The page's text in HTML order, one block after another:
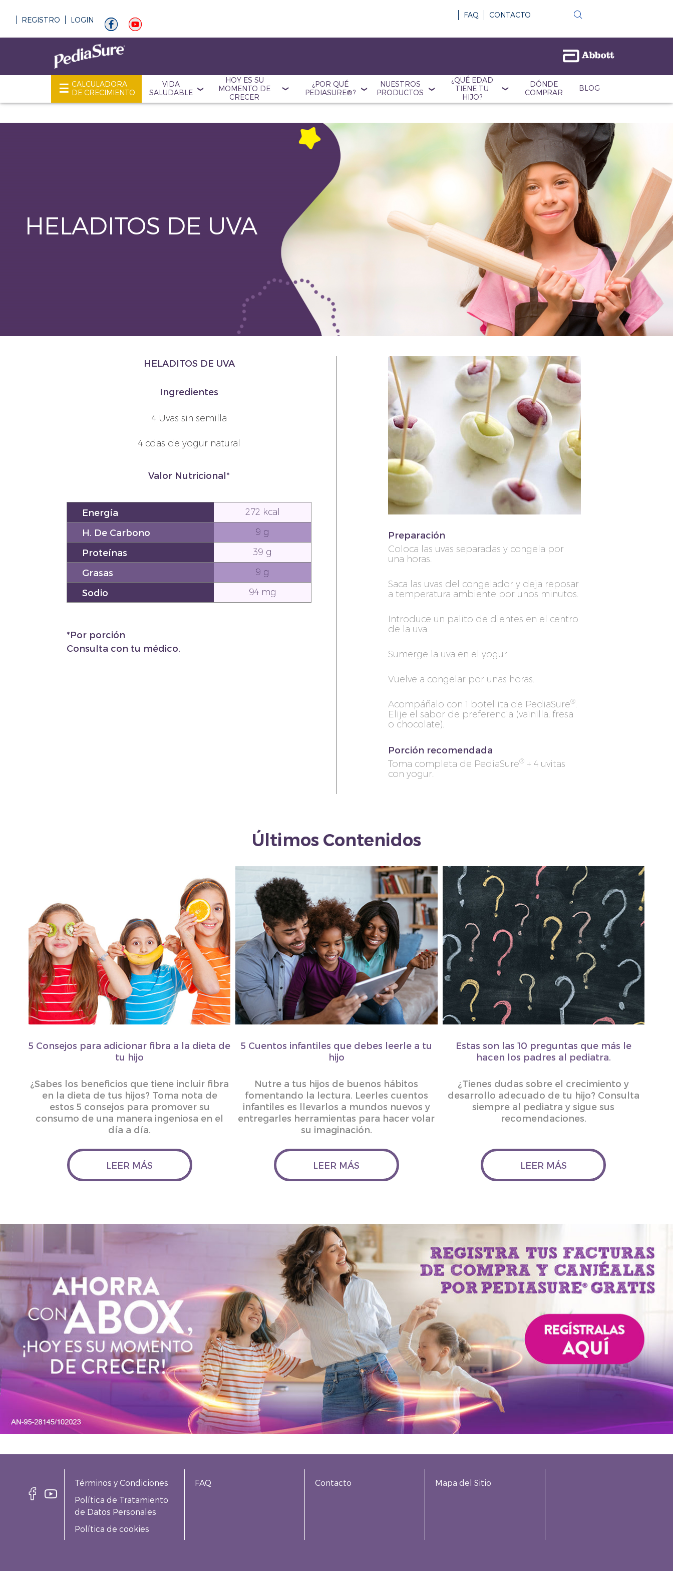
REGISTRO LOGIN
FAQ CONTACTO
CALCULADORA
DE CRECIMIENTO
VIDA
SALUDABLE
HOY ES SU
MOMENTO DE
CRECER
¿POR QUÉ
PEDIASURE®?
NUESTROS
PRODUCTOS
¿QUÉ EDAD
TIENE TU
HIJO?
DÓNDE
COMPRAR
BLOG
HELADITOS DE UVA
HELADITOS DE UVA
Ingredientes
4 Uvas sin semilla
4 cdas de yogur natural
Valor Nutricional*
Energía 272 kcal
H. De Carbono 9 g
Proteínas 39 g
Grasas 9 g
Sodio 94 mg
*Por porción
Consulta con tu médico.
Preparación
Coloca las uvas separadas y congela por
una horas.
Saca las uvas del congelador y deja reposar
a temperatura ambiente por unos minutos.
Introduce un palito de dientes en el centro
de la uva.
Sumerge la uva en el yogur.
Vuelve a congelar por unas horas.
Acompáñalo con 1 botellita de PediaSure®.
Elije el sabor de preferencia (vainilla, fresa
o chocolate).
Porción recomendada
Toma completa de PediaSure® + 4 uvitas
con yogur.
Últimos Contenidos
5 Consejos para adicionar fibra a la dieta de
tu hijo
¿Sabes los beneficios que tiene incluir fibra
en la dieta de tus hijos? Toma nota de
estos 5 consejos para promover su
consumo de una manera ingeniosa en el
día a día.
LEER MÁS
5 Cuentos infantiles que debes leerle a tu
hijo
Nutre a tus hijos de buenos hábitos
fomentando la lectura. Leerles cuentos
infantiles es llevarlos a mundos nuevos y
entregarles herramientas para hacer volar
su imaginación.
LEER MÁS
Estas son las 10 preguntas que más le
hacen los padres al pediatra.
¿Tienes dudas sobre el crecimiento y
desarrollo adecuado de tu hijo? Consulta
siempre al pediatra y sigue sus
recomendaciones.
LEER MÁS
Términos y Condiciones
Política de Tratamiento
de Datos Personales
Política de cookies
FAQ Contacto Mapa del Sitio